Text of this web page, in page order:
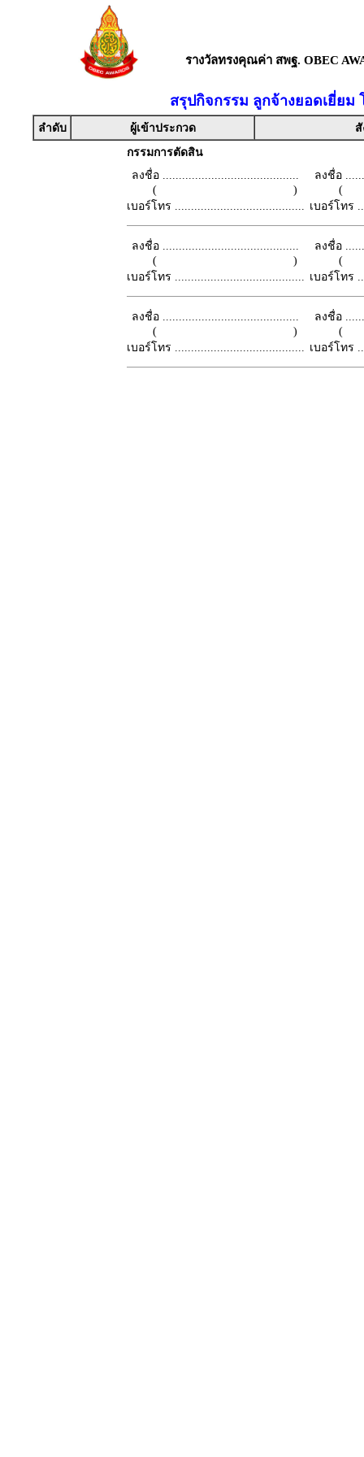
รางวัลทรงคุณค่า สพฐ. OBEC
สรุปกิจกรรม ลูกจ้างยอดเยี่ยม
ลำดับ ผู้เข้าประกวด
กรรมการตัดสิน
ลงชื่อ ..........................................
( )
เบอร์โทร ........................................
ลงชื่อ
เบอร์โทร
ลงชื่อ ..........................................
( )
เบอร์โทร ........................................
ลงชื่อ
เบอร์โทร
ลงชื่อ ..........................................
( )
เบอร์โทร ........................................
ลงชื่อ
เบอร์โทร